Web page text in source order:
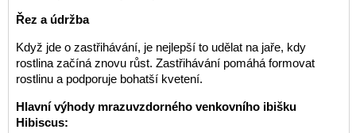
Řez a údržba
Když jde o zastřihávání, je nejlepší to udělat na jaře, kdy
rostlina začíná znovu růst. Zastřihávání pomáhá formovat
rostlinu a podporuje bohatší kvetení.
Hlavní výhody mrazuvzdorného venkovního ibišku
Hibiscus: